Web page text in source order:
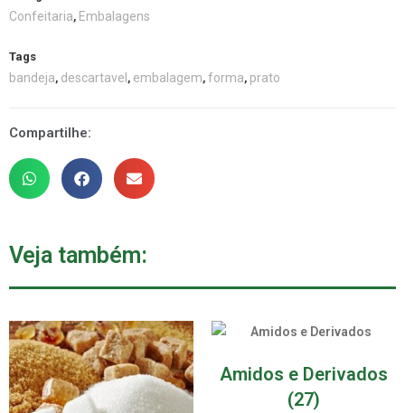
Confeitaria, Embalagens
Tags
bandeja, descartavel, embalagem, forma, prato
Compartilhe:
Veja também:
Amidos e Derivados
(27)